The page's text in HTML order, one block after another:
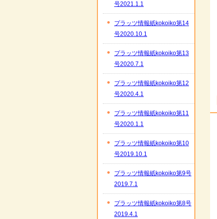
号2021.1.1
プラッツ情報紙kokoiko第14
号2020.10.1
プラッツ情報紙kokoiko第13
号2020.7.1
プラッツ情報紙kokoiko第12
号2020.4.1
プラッツ情報紙kokoiko第11
号2020.1.1
プラッツ情報紙kokoiko第10
号2019.10.1
プラッツ情報紙kokoiko第9号
2019.7.1
プラッツ情報紙kokoiko第8号
2019.4.1